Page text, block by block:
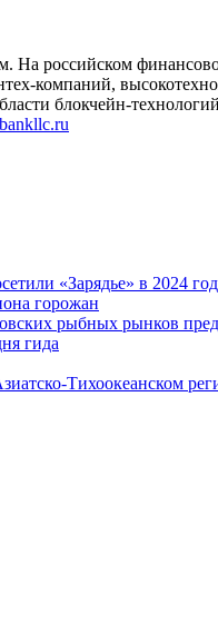
российском
компаний,
блокчейн-
«Зарядье» в 2024
горожан
рыбных рынков
гида
Тихоокеанском